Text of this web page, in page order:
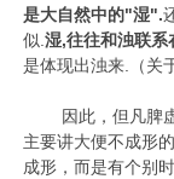
是大自然中的"湿".
似.湿,往往和浊联
是体现出浊来.（关
因此，但凡脾虚
主要讲大便不成形
成形，而是有个别